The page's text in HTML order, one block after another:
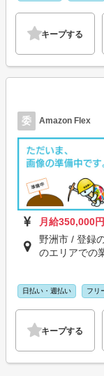
キープする
委 Amazon Flex
月給350,000
野洲市 / 登録
のエリアでの
日払い・週払い フリ
キープする